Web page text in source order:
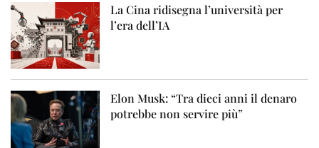
La Cina ridisegna l’università per
l’era dell’IA
Elon Musk: “Tra dieci anni il denaro
potrebbe non servire più”